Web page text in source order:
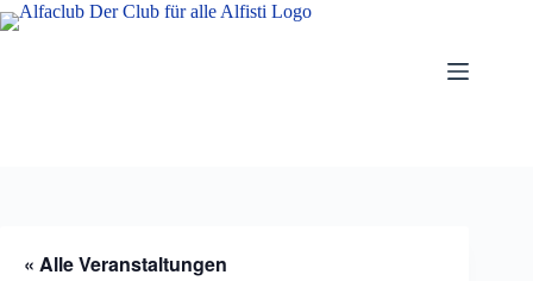
Zum
Inhalt
« Alle Veranstaltungen